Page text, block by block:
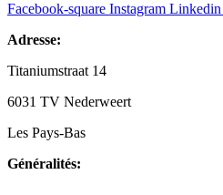
Facebook-square Instagram Linkedin
Adresse:
Titaniumstraat 14
6031 TV Nederweert
Les Pays-Bas
Généralités: